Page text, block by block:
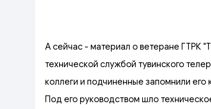
А сейчас - материал о ветеране ГТРК
технической службой тувинского
коллеги и подчиненные запомнили его
Под его руководством шло